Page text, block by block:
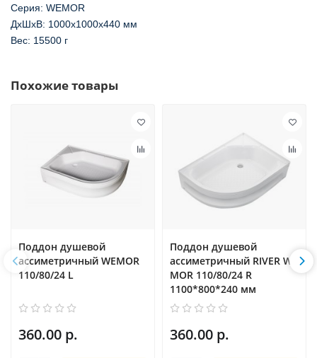
Серия: WEMOR
ДxШxВ: 1000x1000x440 мм
Вес: 15500 г
Похожие товары
Поддон душевой
ассиметричный WEMOR
110/80/24 L
360.00 р.
Поддон душевой
ассиметричный RIVER WE
MOR 110/80/24 R
1100*800*240 мм
360.00 р.